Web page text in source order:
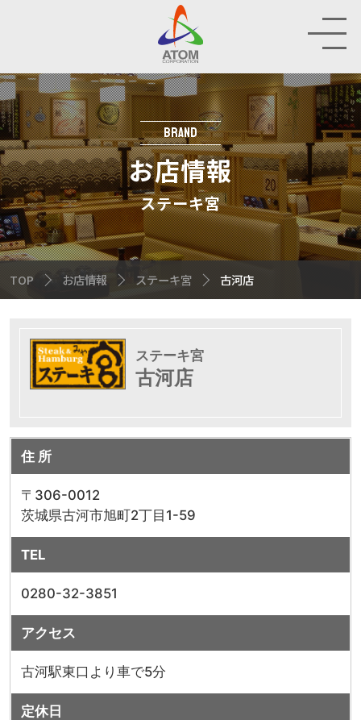
店
情
報
IR
BRAND
お店情報
ステーキ宮
TOP お店情報 ステーキ宮 古河店
ステーキ宮
古河店
住 所
〒306-0012
茨城県古河市旭町2丁目1-59
TEL
0280-32-3851
アクセス
古河駅東口より車で5分
定休日